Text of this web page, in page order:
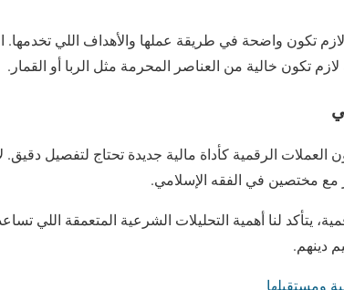
تكون واضحة في طريقة عملها والأهداف اللي تخدمها.
لازم تكون خالية من العناصر المحرمة مثل الربا أو القمار.
مع مختصين في الفقه الإسلامي.
يتأكد لنا أهمية التحليلات الشرعية المتعمقة اللي
دينهم.